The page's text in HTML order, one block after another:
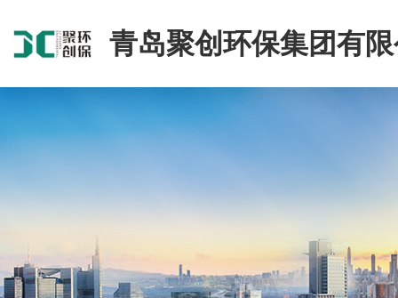
青岛聚创环保集团有